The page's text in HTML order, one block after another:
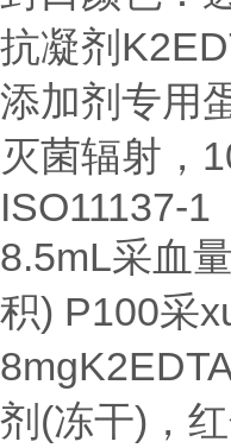
抗凝剂
添加剂专用
灭菌辐射，
ISO11137-1
8.5mL采血
积) P100采
剂(冻干)，